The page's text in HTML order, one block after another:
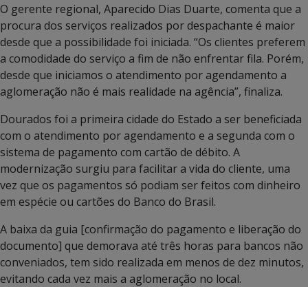
O gerente regional, Aparecido Dias Duarte, comenta que a
procura dos serviços realizados por despachante é maior
desde que a possibilidade foi iniciada. “Os clientes preferem
a comodidade do serviço a fim de não enfrentar fila. Porém,
desde que iniciamos o atendimento por agendamento a
aglomeração não é mais realidade na agência”, finaliza.
Dourados foi a primeira cidade do Estado a ser beneficiada
com o atendimento por agendamento e a segunda com o
sistema de pagamento com cartão de débito. A
modernização surgiu para facilitar a vida do cliente, uma
vez que os pagamentos só podiam ser feitos com dinheiro
em espécie ou cartões do Banco do Brasil.
A baixa da guia [confirmação do pagamento e liberação do
documento] que demorava até três horas para bancos não
conveniados, tem sido realizada em menos de dez minutos,
evitando cada vez mais a aglomeração no local.